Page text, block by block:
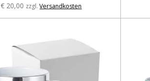
€ 20,00 zzgl.Versandkosten